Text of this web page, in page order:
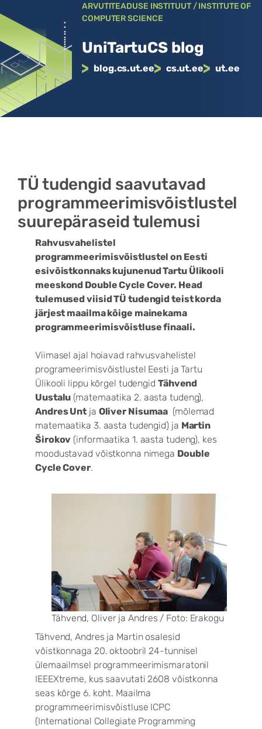
sisu
ARVUTITEADUSE INSTITUUT / INSTITUTE OF
COMPUTER SCIENCE
UniTartuCS blog
blog.cs.ut.ee cs.ut.ee ut.ee
TÜ tudengid saavutavad
programmeerimisvõistlustel
suurepäraseid tulemusi
Rahvusvahelistel
programmeerimisvõistlustel on Eesti
esivõistkonnaks kujunenud Tartu Ülikooli
meeskond Double Cycle Cover. Head
tulemused viisid TÜ tudengid teist korda
järjest maailma kõige mainekama
programmeerimisvõistluse finaali.
Viimasel ajal hoiavad rahvusvahelistel
programeerimisvõistlustel Eesti ja Tartu
Ülikooli lippu kõrgel tudengid Tähvend
Uustalu (matemaatika 2. aasta tudeng),
Andres Unt ja Oliver Nisumaa (mõlemad
matemaatika 3. aasta tudengid) ja Martin
Širokov (informaatika 1. aasta tudeng), kes
moodustavad võistkonna nimega Double
Cycle Cover.
Tähvend, Oliver ja Andres / Foto: Erakogu
Tähvend, Andres ja Martin osalesid
võistkonnaga 20. oktoobril 24-tunnisel
ülemaailmsel programmeerimismaratonil
IEEEXtreme, kus saavutati 2608 võistkonna
seas kõrge 6. koht. Maailma
programmeerimisvõistluse ICPC
(International Collegiate Programming